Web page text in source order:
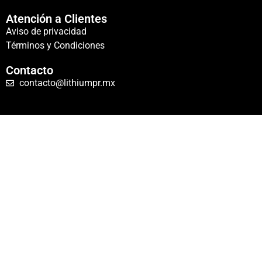
Atención a Clientes
Aviso de privacidad
Términos y Condiciones
Contacto
contacto@lithiumpr.mx